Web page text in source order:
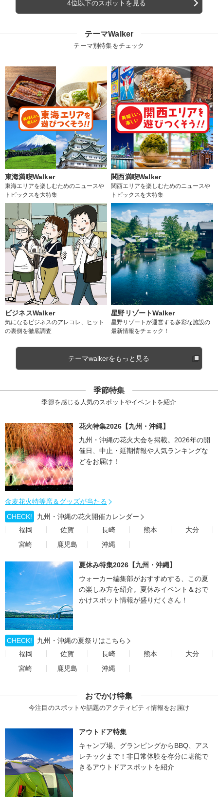
4位以下のスポットを見る
テーマWalker
テーマ別特集をチェック
東海満喫Walker
東海エリアを楽しむためのニュースや
トピックスを大特集
関西満喫Walker
関西エリアを楽しむためのニュースや
トピックスを大特集
ビジネスWalker
気になるビジネスのアレコレ、ヒット
の裏側を徹底調査
星野リゾートWalker
星野リゾートが運営する多彩な施設の
最新情報をチェック！
テーマwalkerをもっと見る
季節特集
季節を感じる人気のスポットやイベントを紹介
花火特集2026【九州・沖縄】
九州・沖縄の花火大会を掲載。2026年の開
催日、中止・延期情報や人気ランキングな
どをお届け！
金麦花火特等席＆グッズが当たる
CHECK!
九州・沖縄の花火開催カレンダー
福岡
佐賀 長崎 熊本
大分
宮崎
鹿児島 沖縄
夏休み特集2026【九州・沖縄】
ウォーカー編集部がおすすめする、この夏
の楽しみ方を紹介。夏休みイベント＆おで
かけスポット情報が盛りだくさん！
CHECK!
九州・沖縄の夏祭りはこちら
福岡
佐賀 長崎 熊本
大分
宮崎
鹿児島 沖縄
おでかけ特集
今注目のスポットや話題のアクティビティ情報をお届け
アウトドア特集
キャンプ場、グランピングからBBQ、アス
レチックまで！非日常体験を存分に堪能で
きるアウトドアスポットを紹介